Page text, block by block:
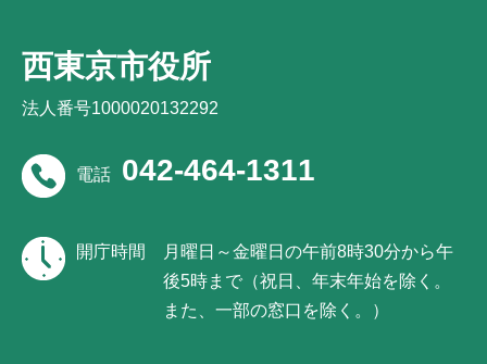
西東京市役所
法人番号1000020132292
電話 042-464-1311
開庁時間
月曜日～金曜日の午前8時30分から午
後5時まで（祝日、年末年始を除く。
また、一部の窓口を除く。）